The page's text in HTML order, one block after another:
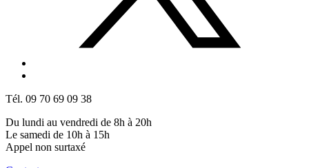
Tél. 09 70 69 09 38
Du lundi au vendredi de 8h à 20h
Le samedi de 10h à 15h
Appel non surtaxé